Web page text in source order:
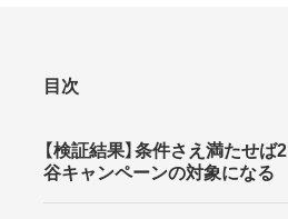
目次
【検証結果】条件さえ満たせ
谷キャンペーンの対象になる